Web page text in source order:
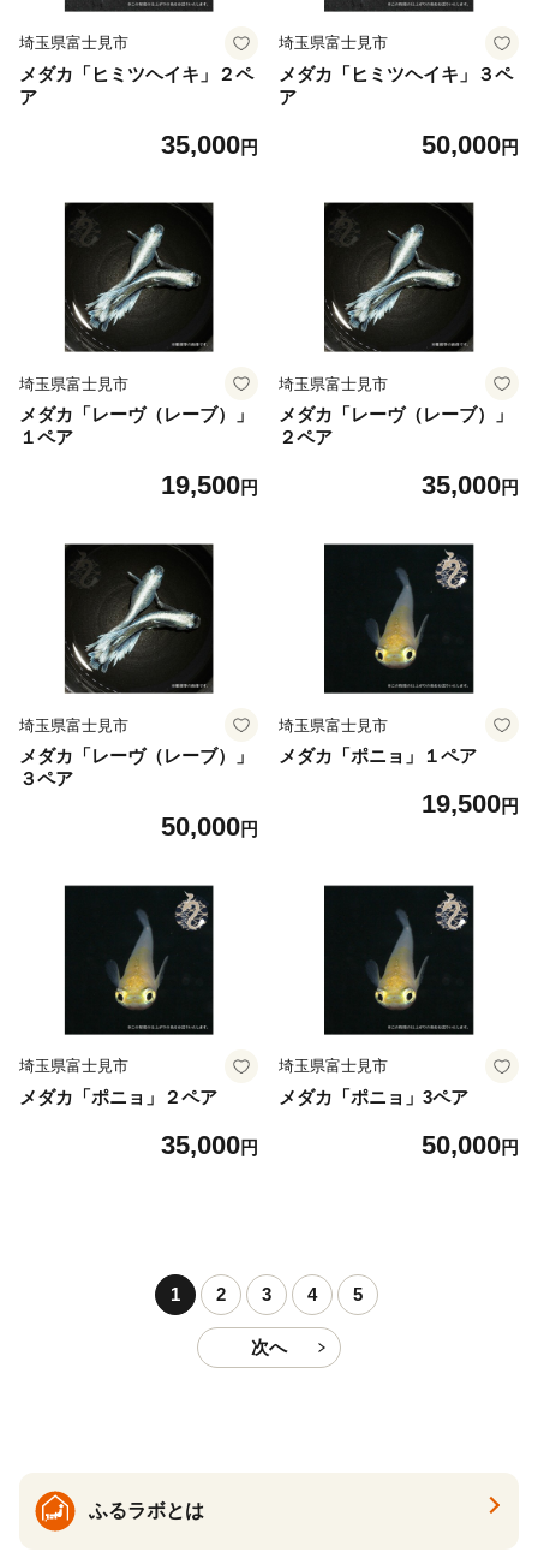
埼玉県富士見市
メダカ「ヒミツヘイキ」２ペ
ア
35,000円
埼玉県富士見市
メダカ「ヒミツヘイキ」３ペ
ア
50,000円
埼玉県富士見市
メダカ「レーヴ（レーブ）」
１ペア
19,500円
埼玉県富士見市
メダカ「レーヴ（レーブ）」
２ペア
35,000円
埼玉県富士見市
メダカ「レーヴ（レーブ）」
３ペア
50,000円
埼玉県富士見市
メダカ「ポニョ」１ペア
19,500円
埼玉県富士見市
メダカ「ポニョ」２ペア
35,000円
埼玉県富士見市
メダカ「ポニョ」3ペア
50,000円
1 2 3 4 5
次へ
ふるラボとは